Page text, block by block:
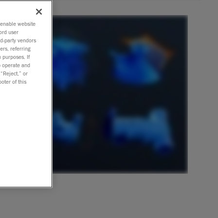
website
user
party vendors
referring
purposes. If
operate and
or
of this